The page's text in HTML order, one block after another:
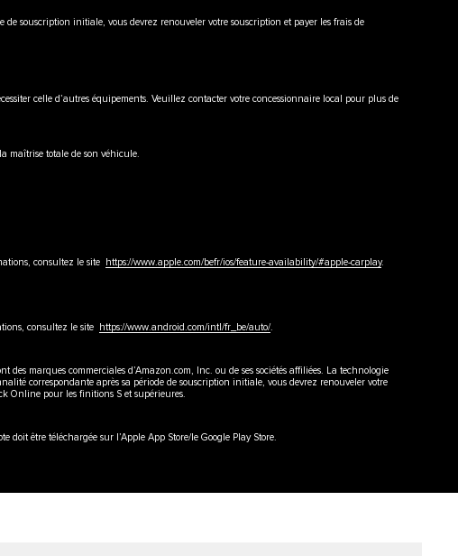
souscription initiale, vous devrez renouveler votre souscription et payer les frais de
celle d’autres équipements. Veuillez contacter votre concessionnaire local pour plus de
maîtrise totale de son véhicule.
consultez le site https://www.apple.com/befr/ios/feature-availability/#apple-carplay.
consultez le site https://www.android.com/intl/fr_be/auto/.
marques commerciales d’Amazon.com, Inc. ou de ses sociétés affiliées. La technologie
correspondante après sa période de souscription initiale, vous devrez renouveler votre
Online pour les finitions S et supérieures.
être téléchargée sur l’Apple App Store/le Google Play Store.